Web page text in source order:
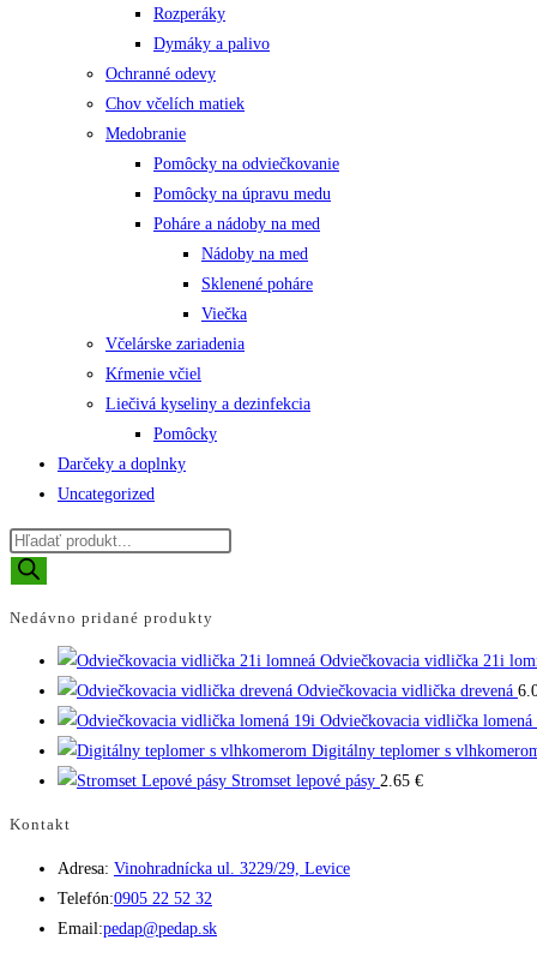
Rozperáky
Dymáky a palivo
Ochranné odevy
Chov včelích matiek
Medobranie
Pomôcky na odviečkovanie
Pomôcky na úpravu medu
Poháre a nádoby na med
Nádoby na med
Sklenené poháre
Viečka
Včelárske zariadenia
Kŕmenie včiel
Liečivá kyseliny a dezinfekcia
Pomôcky
Darčeky a doplnky
Uncategorized
Products
search
Nedávno pridané produkty
Odviečkovacia vidlička 21i
Odviečkovacia vidlička drevená
Odviečkovacia vidlička lomená
Digitálny teplomer s
Stromset lepové pásy 2.65 €
Kontakt
Adresa: Vinohradnícka ul. 3229/29, Levice
Telefón:0905 22 52 32
in
Email:pedap@pedap.skOpens